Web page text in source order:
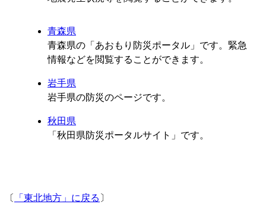
青森県
青森県の「あおもり防災ポータル」です。緊急
情報などを閲覧することができます。
岩手県
岩手県の防災のページです。
秋田県
「秋田県防災ポータルサイト」です。
〔 「東北地方」に戻る 〕